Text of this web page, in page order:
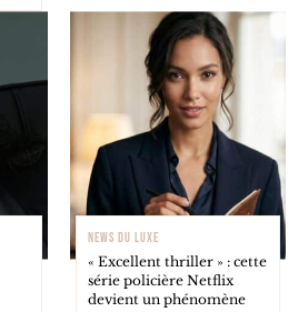
NEWS DU LUXE
« Excellent thriller » : cette
série policière Netflix
devient un phénomène